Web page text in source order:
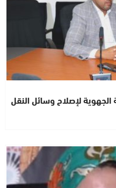
الجهوية لإصلاح وسائل النقل